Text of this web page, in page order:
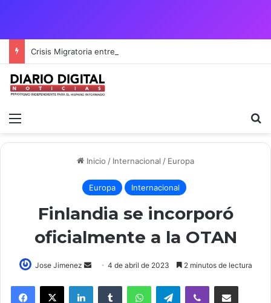
Menú
Inicio / Internacional / Europa
Europa Internacional
Finlandia se incorporó
oficialmente a la OTAN
Jose Jimenez
Send
email
4 de abril de 2023 2 minutos de lectura
LinkedInTumblr WhatsAppTelegramViber Compartir por correo